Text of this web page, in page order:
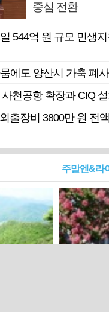
중심 전환
544억 원 규모 민생
에도 양산시 가축 폐사
천공항 확장과 CIQ
출장비 3800만 원 전
주말엔&라